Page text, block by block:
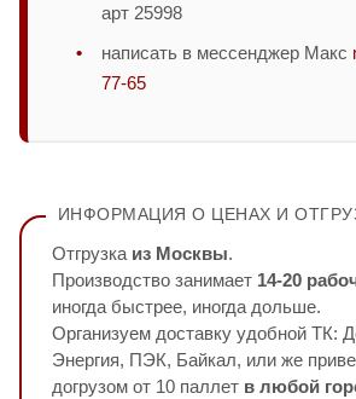
арт 25998
написать в мессенджер Макс
77-65
ИНФОРМАЦИЯ О ЦЕНАХ И
Отгрузка из Москвы.
Производство занимает 14-20
иногда быстрее, иногда дольше.
Организуем доставку удобной ТК:
Энергия, ПЭК, Байкал, или же
догрузом от 10 паллет в любой